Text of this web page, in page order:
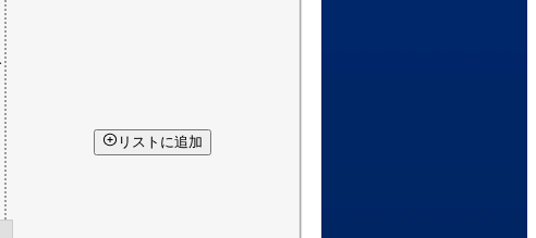
リストに追加